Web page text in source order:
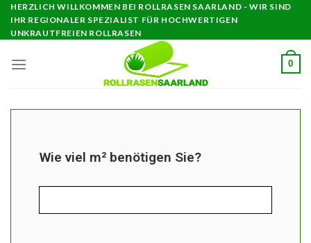
HERZLICH WILLKOMMEN BEI ROLLRASEN SAARLAND - WIR SIND
IHR REGIONALER SPEZIALIST FÜR HOCHWERTIGEN
UNKRAUTFREIEN ROLLRASEN
0
Wie viel m² benötigen Sie?